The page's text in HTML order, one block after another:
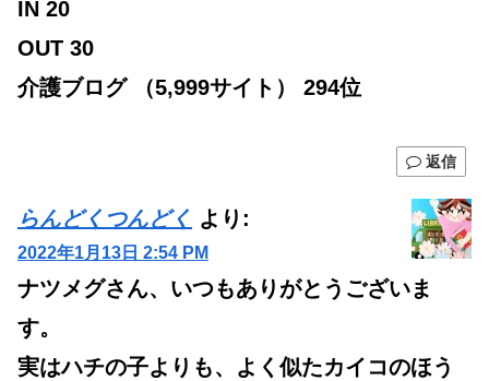
IN 20
OUT 30
介護ブログ （5,999サイト） 294位
返信
らんどくつんどく より:
2022年1月13日 2:54 PM
ナツメグさん、いつもありがとうございま
す。
実はハチの子よりも、よく似たカイコのほう